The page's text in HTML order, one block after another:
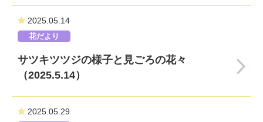
2025.05.14
花だより
サツキツツジの様子と見ごろの花々
（2025.5.14）
2025.05.29